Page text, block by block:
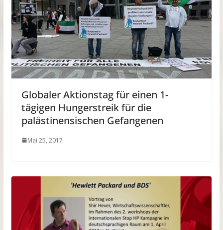
Globaler Aktionstag für einen 1-
tägigen Hungerstreik für die
palästinensischen Gefangenen
Mai 25, 2017